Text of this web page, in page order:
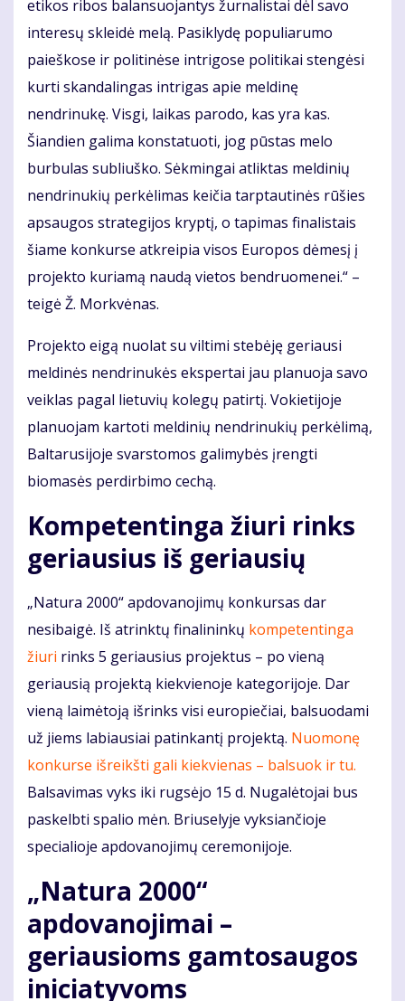
etikos ribos balansuojantys žurnalistai dėl savo
interesų skleidė melą. Pasiklydę populiarumo
paieškose ir politinėse intrigose politikai stengėsi
kurti skandalingas intrigas apie meldinę
nendrinukę. Visgi, laikas parodo, kas yra kas.
Šiandien galima konstatuoti, jog pūstas melo
burbulas subliuško. Sėkmingai atliktas meldinių
nendrinukių perkėlimas keičia tarptautinės rūšies
apsaugos strategijos kryptį, o tapimas finalistais
šiame konkurse atkreipia visos Europos dėmesį į
projekto kuriamą naudą vietos bendruomenei.“ –
teigė Ž. Morkvėnas.
Projekto eigą nuolat su viltimi stebėję geriausi
meldinės nendrinukės ekspertai jau planuoja savo
veiklas pagal lietuvių kolegų patirtį. Vokietijoje
planuojam kartoti meldinių nendrinukių perkėlimą,
Baltarusijoje svarstomos galimybės įrengti
biomasės perdirbimo cechą.
Kompetentinga žiuri rinks
geriausius iš geriausių
„Natura 2000“ apdovanojimų konkursas dar
nesibaigė. Iš atrinktų finalininkų kompetentinga
žiuri rinks 5 geriausius projektus – po vieną
geriausią projektą kiekvienoje kategorijoje. Dar
vieną laimėtoją išrinks visi europiečiai, balsuodami
už jiems labiausiai patinkantį projektą. Nuomonę
konkurse išreikšti gali kiekvienas – balsuok ir tu.
Balsavimas vyks iki rugsėjo 15 d. Nugalėtojai bus
paskelbti spalio mėn. Briuselyje vyksiančioje
specialioje apdovanojimų ceremonijoje.
„Natura 2000“
apdovanojimai –
geriausioms gamtosaugos
iniciatyvoms